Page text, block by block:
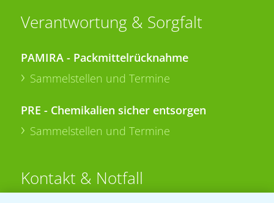
Verantwortung & Sorgfalt
PAMIRA - Packmittelrücknahme
Sammelstellen und Termine
PRE - Chemikalien sicher entsorgen
Sammelstellen und Termine
Kontakt & Notfall